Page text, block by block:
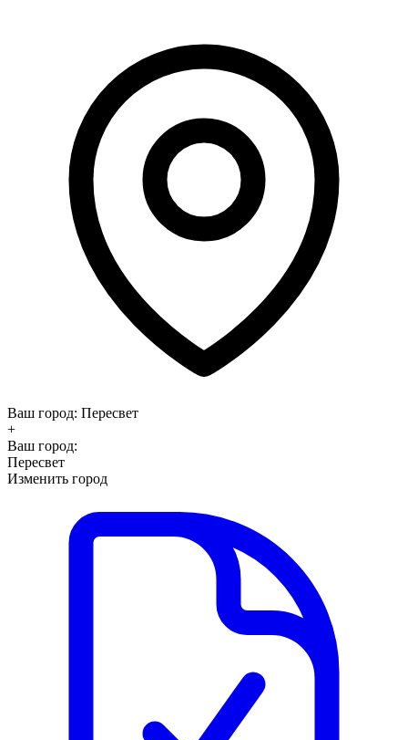
Ваш город: Пересвет
+
Ваш город:
Пересвет
Изменить город